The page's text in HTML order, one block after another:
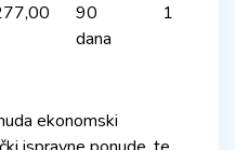
90
dana
1
ekonomski